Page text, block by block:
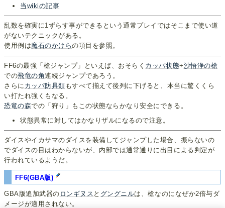
当wikiの記事
乱数を確実に1ずらす事ができるという通常プレイではそこまで使い道
がないテクニックがある。
使用例は魔石のかけらの項目を参照。
FF6の最強「槍ジャンプ」といえば、おそらく カッパ状態+沙悟浄の槍
での飛竜の角連続ジャンプであろう。
さらに カッ パ防具類 もすべて揃えて後列に下げると、本当に驚くくら
い打たれ強くもなる。
恐竜の森での「狩り」もこの状態ならかなり安全にできる。
状態異常に対してはかなりザルになるので注意。
ダイスやイカサマのダイスを装備してジャンプした場合、振らないの
でダイスの目はわからないが、内部では通常通りに出目による判定が
行われているようだ。
FF6(GBA版)
GBA版追加武器の ロンギヌス と グングニルは、槍なのになぜか2倍与ダ
メージが適用されない。